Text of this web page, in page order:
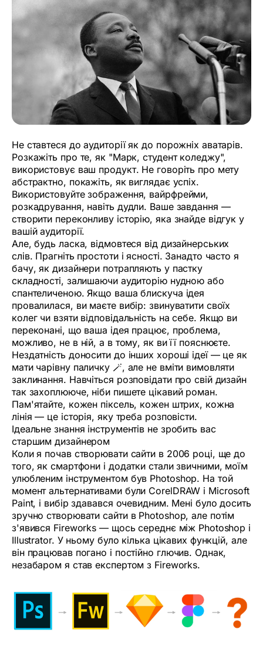
Не ставтеся до аудиторії як до порожніх аватарів.
Розкажіть про те, як "Марк, студент коледжу",
використовує ваш продукт. Не говоріть про мету
абстрактно, покажіть, як виглядає успіх.
Використовуйте зображення, вайрфрейми,
розкадрування, навіть дудли. Ваше завдання —
створити переконливу історію, яка знайде відгук у
вашій аудиторії.
Але, будь ласка, відмовтеся від дизайнерських
слів. Прагніть простоти і ясності. Занадто часто я
бачу, як дизайнери потрапляють у пастку
складності, залишаючи аудиторію нудною або
спантеличеною. Якщо ваша блискуча ідея
провалилася, ви маєте вибір: звинуватити своїх
колег чи взяти відповідальність на себе. Якщо ви
переконані, що ваша ідея працює, проблема,
можливо, не в ній, а в тому, як ви її пояснюєте.
Нездатність доносити до інших хороші ідеї — це як
мати чарівну паличку 🪄, але не вміти вимовляти
заклинання. Навчіться розповідати про свій дизайн
так захоплююче, ніби пишете цікавий роман.
Пам'ятайте, кожен піксель, кожен штрих, кожна
лінія — це історія, яку треба розповісти.
Ідеальне знання інструментів не зробить вас
старшим дизайнером
Коли я почав створювати сайти в 2006 році, ще до
того, як смартфони і додатки стали звичними, моїм
улюбленим інструментом був Photoshop. На той
момент альтернативами були CorelDRAW і Microsoft
Paint, і вибір здавався очевидним. Мені було досить
зручно створювати сайти в Photoshop, але потім
з'явився Fireworks — щось середнє між Photoshop і
Illustrator. У ньому було кілька цікавих функцій, але
він працював погано і постійно глючив. Однак,
незабаром я став експертом з Fireworks.